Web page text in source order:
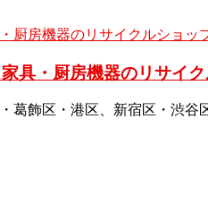
具・厨房機器のリサイク
葛飾区・港区、新宿区・